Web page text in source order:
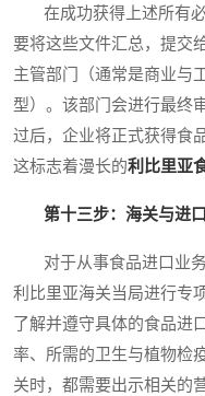
在成功获得上述所有必
要将这些文件汇总，提交
主管部门（通常是商业与
型）。该部门会进行最终
过后，企业将正式获得食
这标志着漫长的利比里亚
第十三步：海关与进
对于从事食品进口业务
利比里亚海关当局进行专
了解并遵守具体的食品进
率、所需的卫生与植物检
关时，都需要出示相关的